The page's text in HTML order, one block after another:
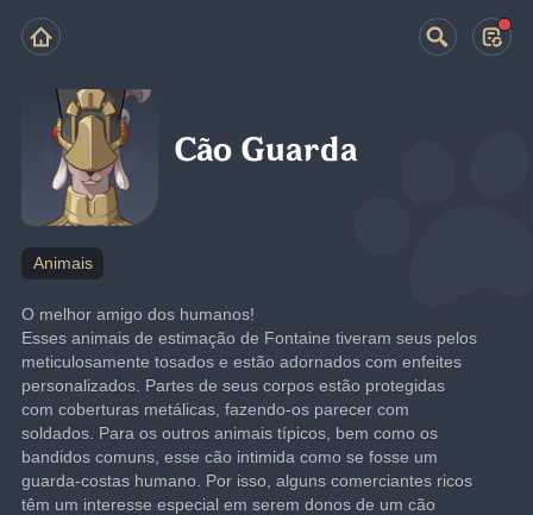
Cão Guarda
Animais
O melhor amigo dos humanos!
Esses animais de estimação de Fontaine tiveram seus pelos
meticulosamente tosados e estão adornados com enfeites
personalizados. Partes de seus corpos estão protegidas
com coberturas metálicas, fazendo-os parecer com
soldados. Para os outros animais típicos, bem como os
bandidos comuns, esse cão intimida como se fosse um
guarda-costas humano. Por isso, alguns comerciantes ricos
têm um interesse especial em serem donos de um cão